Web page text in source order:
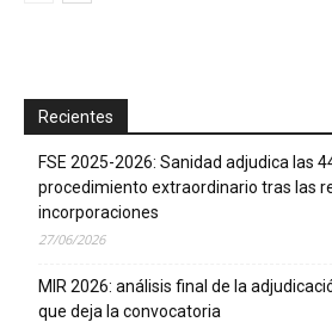
Recientes
FSE 2025-2026: Sanidad adjudica las
procedimiento extraordinario tras las
incorporaciones
27/06/2026
MIR 2026: análisis final de la
que deja la convocatoria